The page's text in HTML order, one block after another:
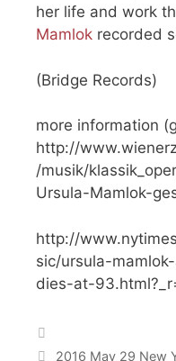
her life and work
Mamlok recorded
(Bridge Records)
more information
http://
/musik/
Ursula-Mamlok-
http://
sic/ursula-
dies-at-
2016 May 29 New